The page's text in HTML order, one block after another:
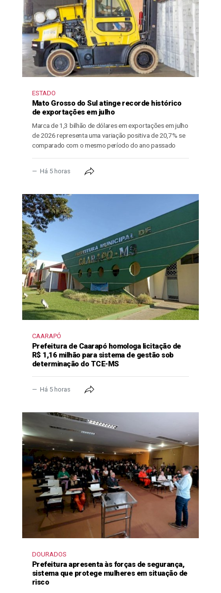
ESTADO
Mato Grosso do Sul atinge recorde histórico
de exportações em julho
Marca de 1,3 bilhão de dólares em exportações em julho
de 2026 representa uma variação positiva de 20,7% se
comparado com o mesmo período do ano passado
Há 5 horas
CAARAPÓ
Prefeitura de Caarapó homologa licitação de
R$ 1,16 milhão para sistema de gestão sob
determinação do TCE-MS
Há 5 horas
DOURADOS
Prefeitura apresenta às forças de segurança,
sistema que protege mulheres em situação de
risco